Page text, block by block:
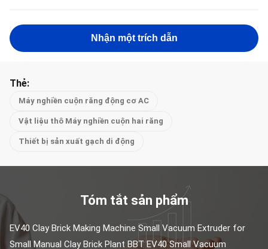
Nhận một trích dẫn
Thẻ:
Máy nghiền cuộn răng động cơ AC
Vật liệu thô Máy nghiền cuộn hai răng
Thiết bị sản xuất gạch di động
Tóm tắt sản phẩm
EV40 Clay Brick Making Machine Small Vacuum Extruder for
Small Manual Clay Brick Plant BBT EV40 Small Vacuum